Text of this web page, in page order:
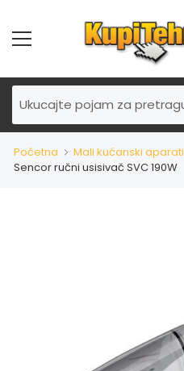
Početna Mali kućanski aparati
Sencor ručni usisivač SVC 190W